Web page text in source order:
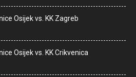
Osijek vs. KK Zagreb
Osijek vs. KK Crikvenica